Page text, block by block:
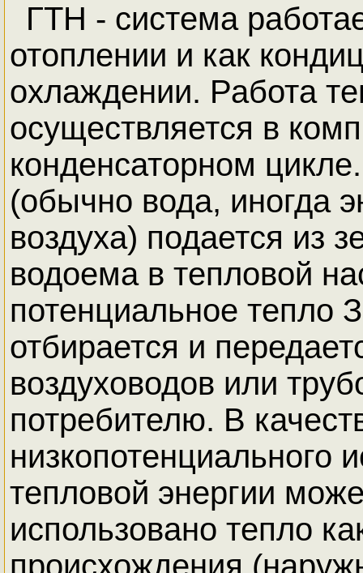
ГТН - система
отоплении и как
охлаждении. Работа
осуществляется в
конденсаторном
(обычно вода, иногда
воздуха) подается из
водоема в тепловой
потенциальное тепло
отбирается и
воздуховодов или
потребителю. В
низкопотенциального
тепловой энергии
использовано тепло